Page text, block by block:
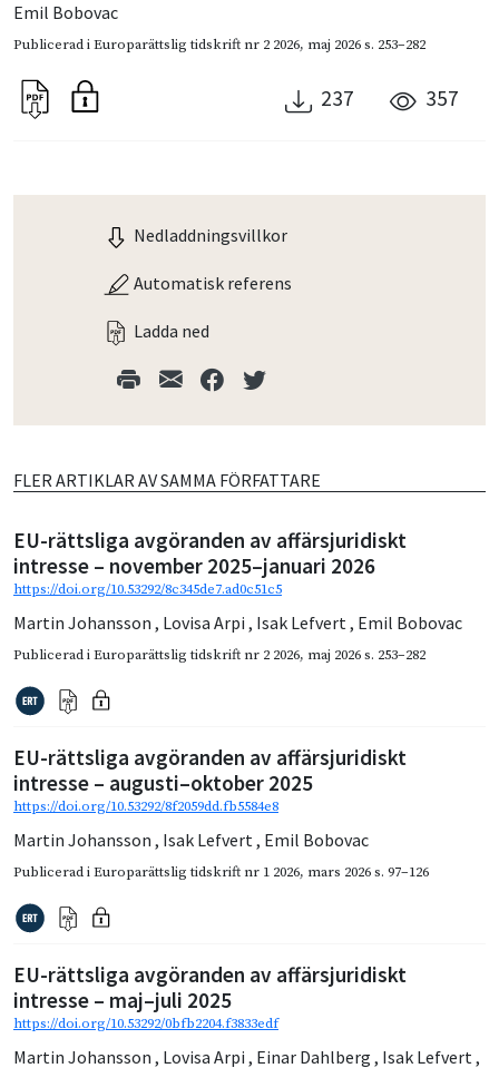
Emil Bobovac
Publicerad iEuroparättslig tidskrift nr 2 2026, maj 2026s. 253–282
237 357
Nedladdningsvillkor
Automatisk referens
Ladda ned
FLER ARTIKLAR AV SAMMA FÖRFATTARE
EU-rättsliga avgöranden av affärsjuridiskt
intresse – november 2025–januari 2026
https://doi.org/10.53292/8c345de7.ad0c51c5
Martin Johansson , Lovisa Arpi , Isak Lefvert, Emil Bobovac
Publicerad iEuroparättslig tidskrift nr 2 2026, maj 2026s. 253–282
EU-rättsliga avgöranden av affärsjuridiskt
intresse – augusti–oktober 2025
https://doi.org/10.53292/8f2059dd.fb5584e8
Martin Johansson , Isak Lefvert, Emil Bobovac
Publicerad iEuroparättslig tidskrift nr 1 2026, mars 2026s. 97–126
EU-rättsliga avgöranden av affärsjuridiskt
intresse – maj–juli 2025
https://doi.org/10.53292/0bfb2204.f3833edf
Martin Johansson , Lovisa Arpi , Einar Dahlberg , Isak Lefvert,